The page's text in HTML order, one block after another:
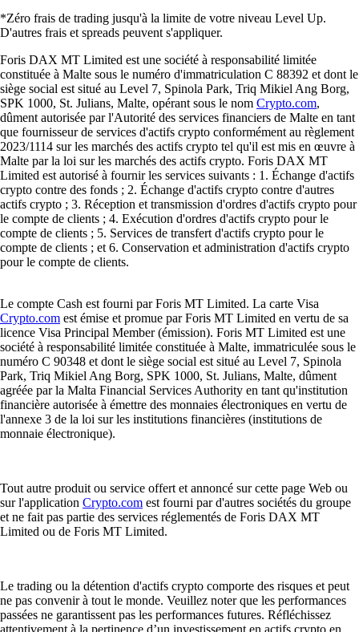
*Zéro frais de trading jusqu'à la limite de votre niveau Level Up.
D'autres frais et spreads peuvent s'appliquer.
Foris DAX MT Limited est une société à responsabilité limitée
constituée à Malte sous le numéro d'immatriculation C 88392 et dont le
siège social est situé au Level 7, Spinola Park, Triq Mikiel Ang Borg,
SPK 1000, St. Julians, Malte, opérant sous le nom Crypto.com,
dûment autorisée par l'Autorité des services financiers de Malte en tant
que fournisseur de services d'actifs crypto conformément au règlement
2023/1114 sur les marchés des actifs crypto tel qu'il est mis en œuvre à
Malte par la loi sur les marchés des actifs crypto. Foris DAX MT
Limited est autorisé à fournir les services suivants : 1. Échange d'actifs
crypto contre des fonds ; 2. Échange d'actifs crypto contre d'autres
actifs crypto ; 3. Réception et transmission d'ordres d'actifs crypto pour
le compte de clients ; 4. Exécution d'ordres d'actifs crypto pour le
compte de clients ; 5. Services de transfert d'actifs crypto pour le
compte de clients ; et 6. Conservation et administration d'actifs crypto
pour le compte de clients.
Le compte Cash est fourni par Foris MT Limited. La carte Visa
Crypto.com est émise et promue par Foris MT Limited en vertu de sa
licence Visa Principal Member (émission). Foris MT Limited est une
société à responsabilité limitée constituée à Malte, immatriculée sous le
numéro C 90348 et dont le siège social est situé au Level 7, Spinola
Park, Triq Mikiel Ang Borg, SPK 1000, St. Julians, Malte, dûment
agréée par la Malta Financial Services Authority en tant qu'institution
financière autorisée à émettre des monnaies électroniques en vertu de
l'annexe 3 de la loi sur les institutions financières (institutions de
monnaie électronique).
Tout autre produit ou service offert et annoncé sur cette page Web ou
sur l'application Crypto.com est fourni par d'autres sociétés du groupe
et ne fait pas partie des services réglementés de Foris DAX MT
Limited ou de Foris MT Limited.
Le trading ou la détention d'actifs crypto comporte des risques et peut
ne pas convenir à tout le monde. Veuillez noter que les performances
passées ne garantissent pas les performances futures. Réfléchissez
attentivement à la pertinence d’un investissement en actifs crypto en